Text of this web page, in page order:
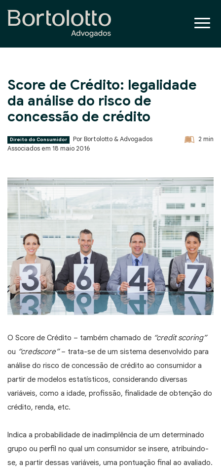
Score de Crédito: legalidade
da análise do risco de
concessão de crédito
Direito do Consumidor
Por Bortolotto & Advogados
Associados em 18 maio 2016
2 min
O Score de Crédito – também chamado de “credit scoring”
ou “credscore”– trata-se de um sistema desenvolvido para
análise do risco de concessão de crédito ao consumidor a
partir de modelos estatísticos, considerando diversas
variáveis, como a idade, profissão, finalidade de obtenção do
crédito, renda, etc.
Indica a probabilidade de inadimplência de um determinado
grupo ou perfil no qual um consumidor se insere, atribuindo-
se, a partir dessas variáveis, uma pontuação final ao avaliado.